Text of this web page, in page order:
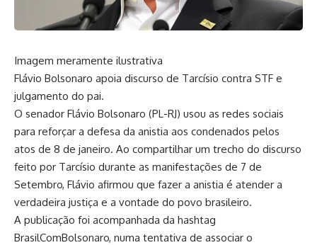
Imagem meramente ilustrativa
Flávio Bolsonaro apoia discurso de Tarcísio contra STF e
julgamento do pai.
O senador Flávio Bolsonaro (PL-RJ) usou as redes sociais
para reforçar a defesa da anistia aos condenados pelos
atos de 8 de janeiro. Ao compartilhar um trecho do discurso
feito por Tarcísio durante as manifestações de 7 de
Setembro, Flávio afirmou que fazer a anistia é atender a
verdadeira justiça e a vontade do povo brasileiro.
A publicação foi acompanhada da hashtag
BrasilComBolsonaro, numa tentativa de associar o